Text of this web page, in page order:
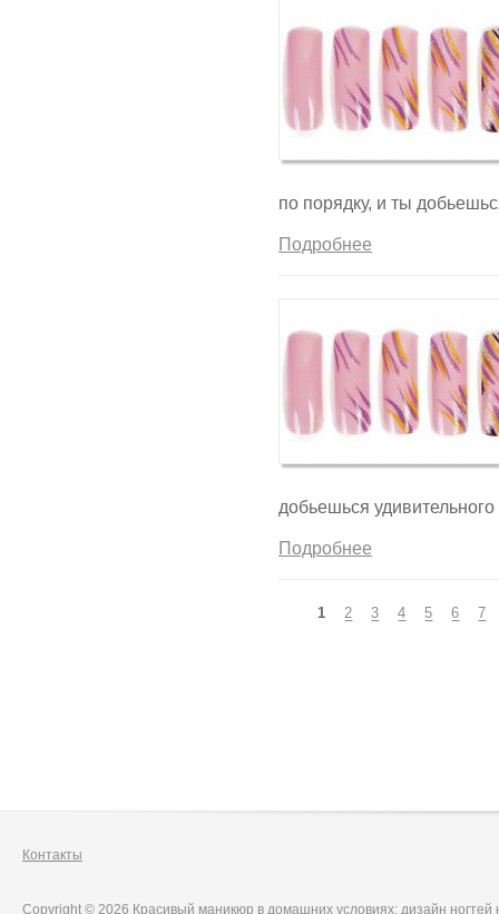
по порядку, и ты
Подробнее
добьешься удивительного
Подробнее
Страницы
1 2 3 4 5 6 7
Контакты
Copyright © 2026 Красивый маникюр в домашних условиях: дизайн